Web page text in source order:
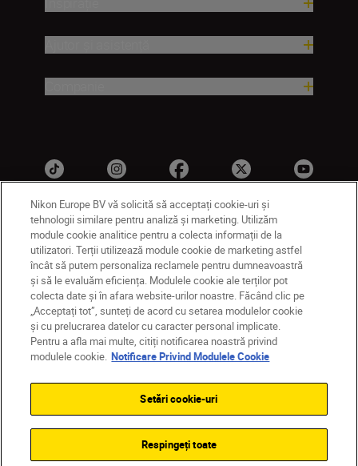
MD Nikon Sites
Contactaţi-ne
Politică de confidențialitate
Termeni de utilizare
Notificare privind modulele cookie
Setări cookie
© 2026 Nikon
Back to top
Nikon Europe BV vă solicită să acceptați cookie-uri și
tehnologii similare pentru analiză și marketing. Utilizăm
module cookie analitice pentru a colecta informații de la
utilizatori. Terții utilizează module cookie de marketing astfel
încât să putem personaliza reclamele pentru dumneavoastră
și să le evaluăm eficiența. Modulele cookie ale terților pot
colecta date și în afara website-urilor noastre. Făcând clic pe
„Acceptați tot”, sunteți de acord cu setarea modulelor cookie
și cu prelucrarea datelor cu caracter personal implicate.
Pentru a afla mai multe, citiți notificarea noastră privind
modulele cookie. Notificare Privind Modulele Cookie
Setări cookie-uri
Respingeți toate